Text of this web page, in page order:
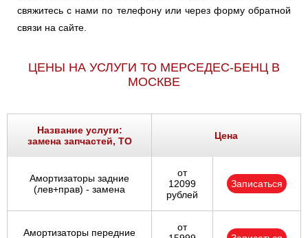
свяжитесь с нами по телефону или через форму обратной
связи на сайте.
ЦЕНЫ НА УСЛУГИ ТО МЕРСЕДЕС-БЕНЦ В
МОСКВЕ
Название услуги:
замена запчастей, ТО
Цена
Амортизаторы задние
(лев+прав) - замена
от
12099
рублей
Записаться
Амортизаторы передние
от